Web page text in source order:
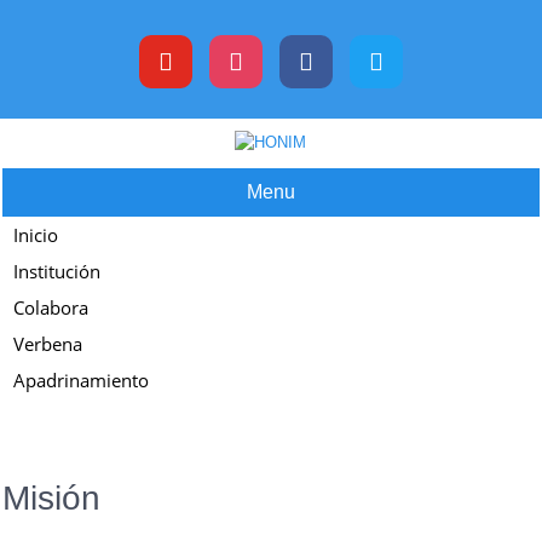
Menu
Inicio
Institución
Colabora
Verbena
Apadrinamiento
Misión